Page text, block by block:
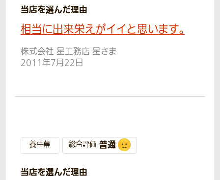
当店を選んだ理由
相当に出来栄えがイイと思います。
株式会社 星工務店 星さま
2011年7月22日
養生幕 総合評価 普通
当店を選んだ理由